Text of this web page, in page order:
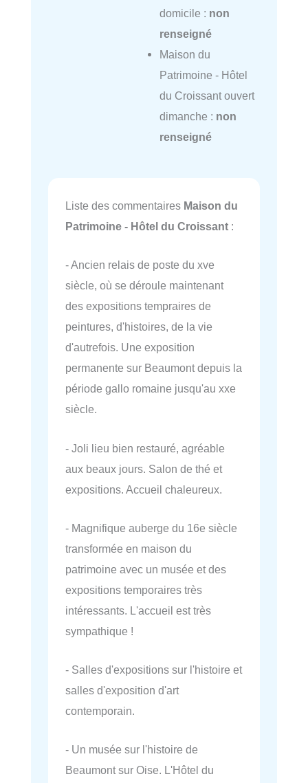
domicile : non
renseigné
Maison du
Patrimoine - Hôtel
du Croissant ouvert
dimanche : non
renseigné
Liste des commentaires Maison du
Patrimoine - Hôtel du Croissant :
- Ancien relais de poste du xve
siècle, où se déroule maintenant
des expositions tempraires de
peintures, d'histoires, de la vie
d'autrefois. Une exposition
permanente sur Beaumont depuis la
période gallo romaine jusqu'au xxe
siècle.
- Joli lieu bien restauré, agréable
aux beaux jours. Salon de thé et
expositions. Accueil chaleureux.
- Magnifique auberge du 16e siècle
transformée en maison du
patrimoine avec un musée et des
expositions temporaires très
intéressants. L'accueil est très
sympathique !
- Salles d'expositions sur l'histoire et
salles d'exposition d'art
contemporain.
- Un musée sur l'histoire de
Beaumont sur Oise. L'Hôtel du